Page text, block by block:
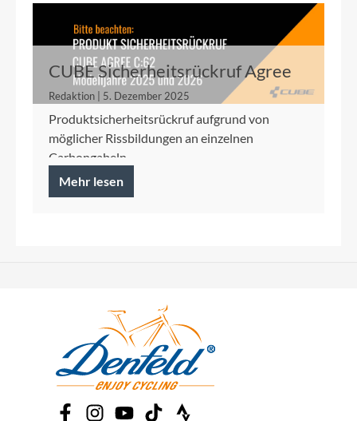
CUBE Sicherheitsrückruf Agree
C:62 2025/2026
Redaktion | 5. Dezember 2025
Produktsicherheitsrückruf aufgrund von
möglicher Rissbildungen an einzelnen
Carbongabeln
Mehr lesen